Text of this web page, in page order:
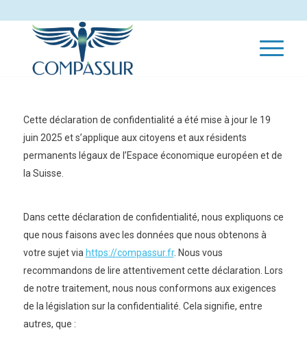
Cette déclaration de confidentialité a été mise à jour le 19
juin 2025 et s’applique aux citoyens et aux résidents
permanents légaux de l’Espace économique européen et de
la Suisse.
Dans cette déclaration de confidentialité, nous expliquons ce
que nous faisons avec les données que nous obtenons à
votre sujet via https://compassur.fr. Nous vous
recommandons de lire attentivement cette déclaration. Lors
de notre traitement, nous nous conformons aux exigences
de la législation sur la confidentialité. Cela signifie, entre
autres, que :